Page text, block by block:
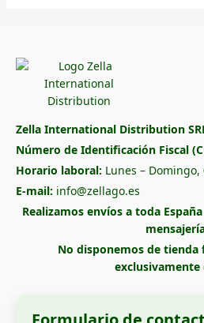
Zella International Distribution
Número de Identificación Fiscal
Horario laboral: Lunes – Domingo,
E-mail: info@zellago.es
Realizamos envíos a toda
No disponemos de tienda
exclusivamente